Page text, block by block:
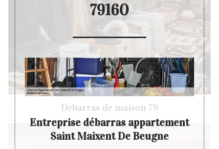
Débarras de maison 79
79160
de
Entreprise débarras appartement
Saint Maixent De Beugne
Un